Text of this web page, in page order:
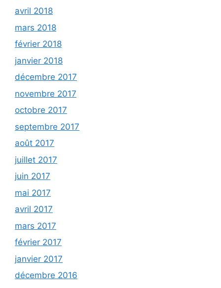
avril 2018
mars 2018
février 2018
janvier 2018
décembre 2017
novembre 2017
octobre 2017
septembre 2017
août 2017
juillet 2017
juin 2017
mai 2017
avril 2017
mars 2017
février 2017
janvier 2017
décembre 2016